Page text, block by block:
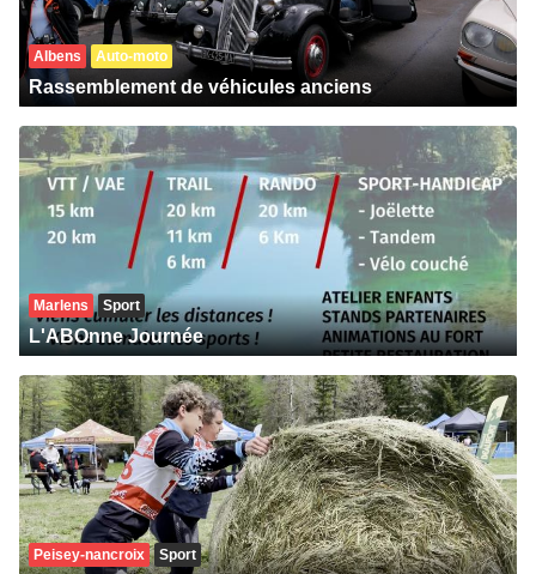
Albens Auto-moto
Rassemblement de véhicules anciens
Marlens Sport
L'ABOnne Journée
Peisey-nancroix Sport